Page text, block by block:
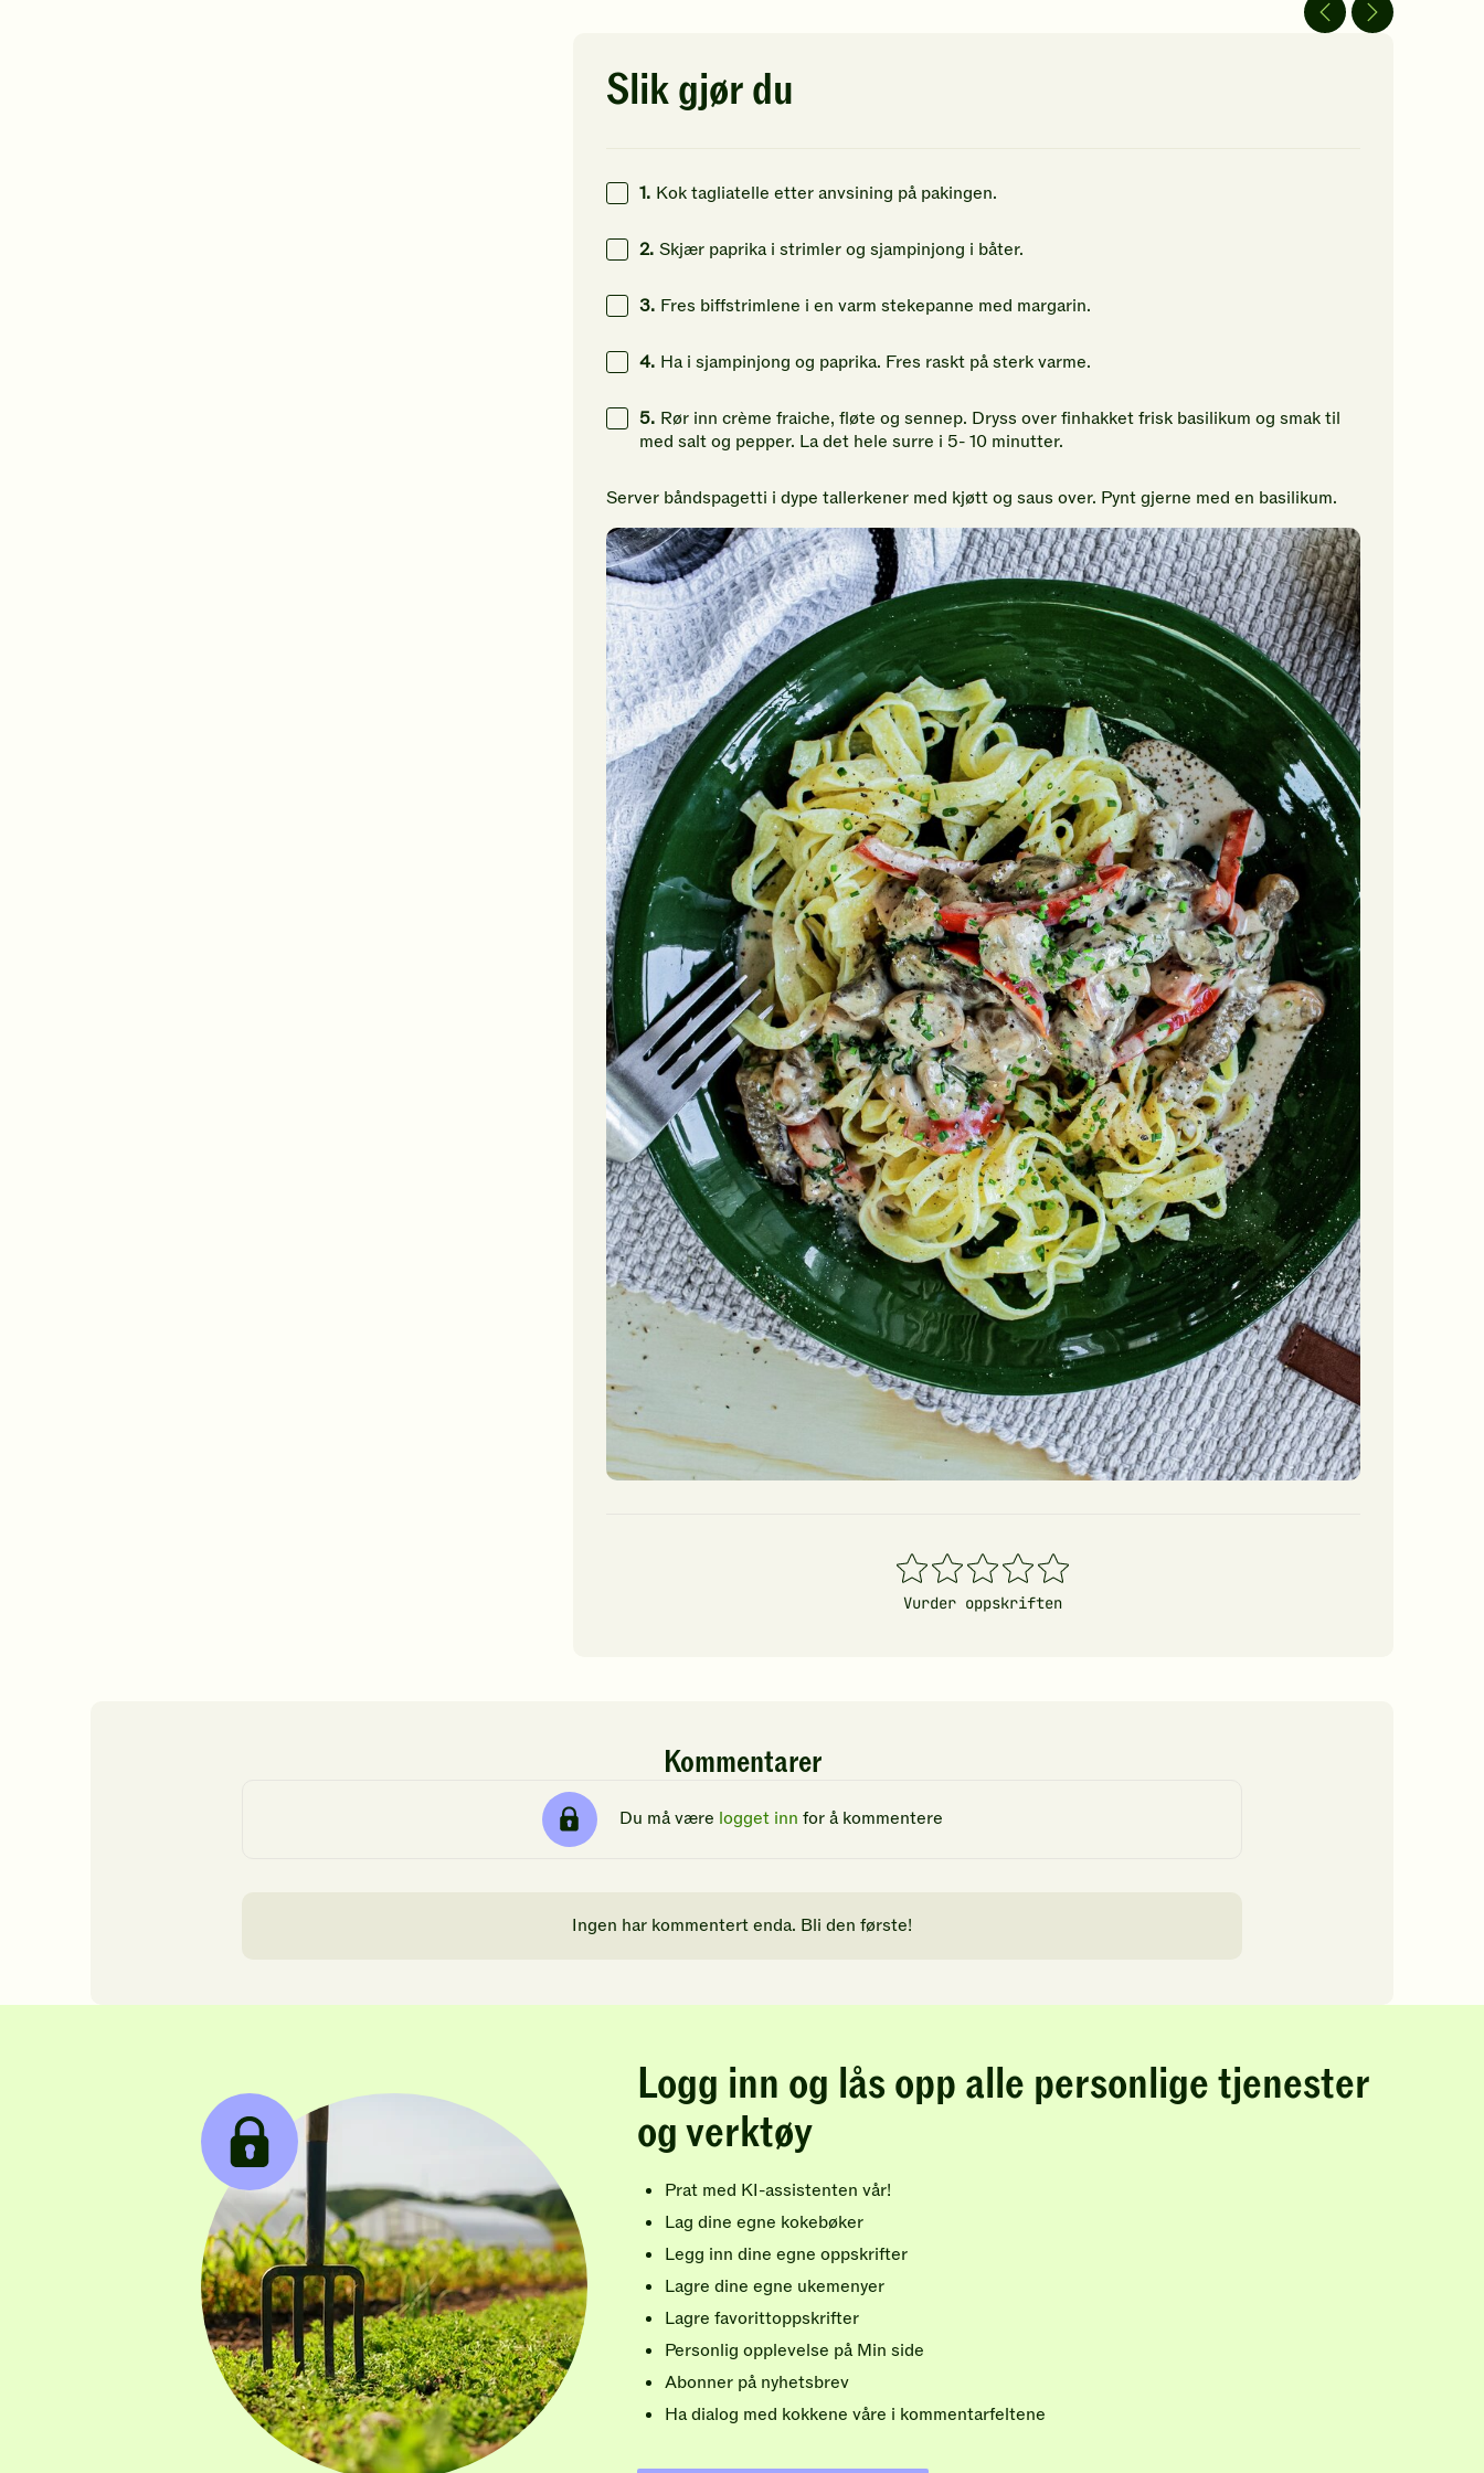
Klikk
vurdering.
for
vurdering.
vurdering.
Slik gjør du
1. Kok tagliatelle etter anvsining på pakingen.
2. Skjær paprika i strimler og sjampinjong i båter.
3. Fres biffstrimlene i en varm stekepanne med margarin.
4. Ha i sjampinjong og paprika. Fres raskt på sterk varme.
5. Rør inn crème fraiche, fløte og sennep. Dryss over finhakket frisk basilikum og smak til
med salt og pepper. La det hele surre i 5- 10 minutter.
Server båndspagetti i dype tallerkener med kjøtt og saus over. Pynt gjerne med en basilikum.
1
stjerner
2
stjerner
3
stjerner
4
stjerner
5
stjerner
Vurder oppskriften
Kommentarer
Du må være logget inn for å kommentere
Ingen har kommentert enda. Bli den første!
Logg inn og lås opp alle personlige tjenester
og verktøy
Prat med KI-assistenten vår!
Lag dine egne kokebøker
Legg inn dine egne oppskrifter
Lagre dine egne ukemenyer
Lagre favorittoppskrifter
Personlig opplevelse på Min side
Abonner på nyhetsbrev
Ha dialog med kokkene våre i kommentarfeltene